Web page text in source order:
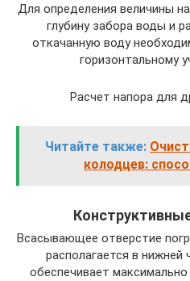
Для определения величины
глубину забора воды и
откачанную воду
горизонтальному
Расчет напора для
Читайте также:
колодцев:
Всасывающее отверстие
располагается в нижней
обеспечивает